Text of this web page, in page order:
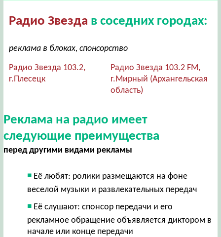
Радио Звезда в соседних городах:
реклама в блоках, спонсорство
Радио Звезда 103.2,
г.Плесецк
Радио Звезда 103.2 FM,
г.Мирный (Архангельская
область)
Реклама на радио имеет
следующие преимущества
перед другими видами рекламы
Её любят: ролики размещаются на фоне
веселой музыки и развлекательных передач
Её слушают: спонсор передачи и его
рекламное обращение объявляется диктором в
начале или конце передачи